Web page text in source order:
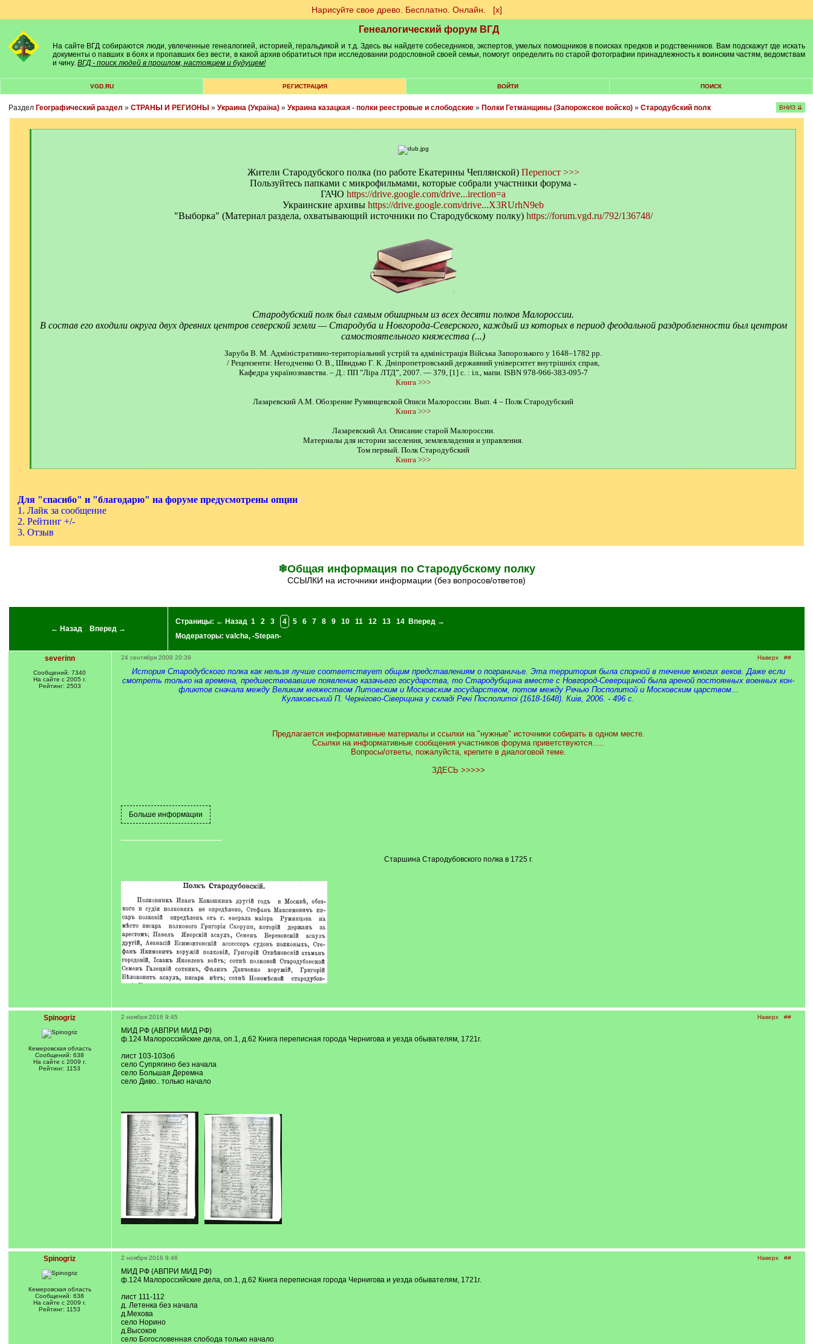
Нарисуйте свое древо. Бесплатно. Онлайн. [х]
Генеалогический форум ВГД
На сайте ВГД собираются люди, увлеченные генеалогией, историей, геральдикой и т.д. Здесь вы найдете собеседников, экспертов, умелых помощников в поисках предков и родственников. Вам подскажут где искать
документы о павших в боях и пропавших без вести, в какой архив обратиться при исследовании родословной своей семьи, помогут определить по старой фотографии принадлежность к воинским частям, ведомствам
и чину. ВГД - поиск людей в прошлом, настоящем и будущем!
VGD.RU РЕГИСТРАЦИЯ ВОЙТИ ПОИСК
Раздел Географический раздел » СТРАНЫ И РЕГИОНЫ » Украина (Україна)» Украина казацкая - полки реестровые и слободские» Полки Гетманщины (Запорожское войско)» Стародубский полк ВНИЗ ⇊
Жители Стародубского полка (по работе Екатерины Чеплянской) Перепост >>>
Пользуйтесь папками с микрофильмами, которые собрали участники форума -
ГАЧО https://drive.google.com/drive...irection=a
Украинские архивы https://drive.google.com/drive...X3RUrhN9eb
"Выборка" (Материал раздела, охватывающий источники по Стародубскому полку) https://forum.vgd.ru/792/136748/
Стародубский полк был самым обширным из всех десяти полков Малороссии.
В состав его входили округа двух древних центров северской земли — Стародуба и Новгорода-Северского, каждый из которых в период феодальной раздробленности был центром
самостоятельного княжества (...)
Заруба В. М. Адміністративно-територіальний устрій та адміністрація Війська Запорозького у 1648–1782 pp.
/ Рецензенти: Негодченко О. В., Швидько Г. К. Дніпропетровський державний університет внутрішніх справ,
Кафедра українознавства. – Д.: ПП "Ліра ЛТД”, 2007. — 379, [1] с. : іл., мапи. ISBN 978-966-383-095-7
Книга >>>
Лазаревский А.М. Обозрение Румянцевской Описи Малороссии. Вып. 4 – Полк Стародубский
Книга >>>
Лазаревский Ал. Описание старой Малороссии.
Материалы для истории заселения, землевладения и управления.
Том первый. Полк Стародубский
Книга >>>
[
Для "спасибо" и "благодарю" на форуме предусмотрены опции
1. Лайк за сообщение
2. Рейтинг +/-
3. Отзыв
❄Общая информация по Стародубскому полку
ССЫЛКИ на источники информации (без вопросов/ответов)
← Назад Вперед →
Страницы: ← Назад 1 2 3 4 5 6 7 8 9 10 11 12 13 14
Вперед →
Модераторы: valcha, -Stepan-
severinn
Сообщений: 7340
На сайте с 2005 г.
Рейтинг: 2503
Наверх ##
24 сентября 2009 20:39
История Стародубского полка как нельзя лучше соответствует общим представле­ниям о пограничье. Эта территория была спорной в течение многих веков. Даже если
смотреть только на времена, предшествовавшие появлению казачьего государства, то Стародубщина вместе с Новгород-Северщиной была ареной постоянных военных кон­
фликтов сначала между Великим княжеством Литовским и Московским государством, потом между Речью Посполитой и Московским царством...
Кулаковський П. Чернiгово-Ciверщина у складi Речi Посполитоi (1618-1648). Киiв, 2006. - 496 с.
Предлагается информативные материалы и ссылки на "нужные" источники собирать в одном месте.
Ссылки на информативные сообщения участников форума приветствуются.....
Вопросы/ответы, пожалуйста, крепите в диалоговой теме.
ЗДЕСЬ >>>>>
Старшина Стародубовского полка в 1725 г.
Spinogriz
Кемеровская область
Сообщений: 638
На сайте с 2009 г.
Рейтинг: 1153
Наверх ##
2 ноября 2016 9:45
МИД РФ (АВПРИ МИД РФ)
ф.124 Малороссийские дела, оп.1, д.62 Книга переписная города Чернигова и уезда обывателям, 1721г.
лист 103-103об
село Супрягино без начала
село Большая Деремна
село Диво.. только начало
Spinogriz
Кемеровская область
Сообщений: 638
На сайте с 2009 г.
Рейтинг: 1153
Наверх ##
2 ноября 2016 9:46
МИД РФ (АВПРИ МИД РФ)
ф.124 Малороссийские дела, оп.1, д.62 Книга переписная города Чернигова и уезда обывателям, 1721г.
лист 111-112
д. Летенка без начала
д.Мехова
село Норино
д.Высокое
село Богословенная слобода только начало